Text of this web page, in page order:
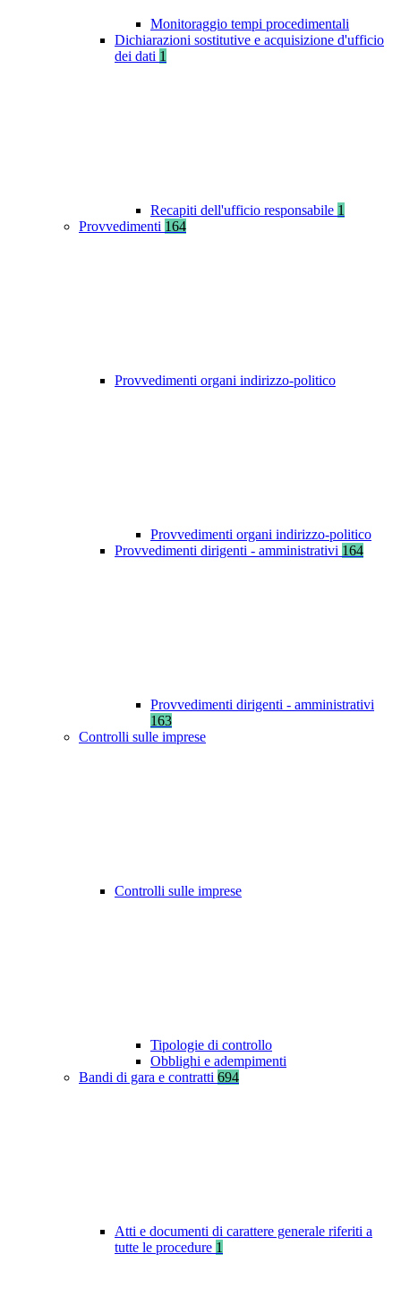
Monitoraggio tempi procedimentali
Dichiarazioni sostitutive e acquisizione d'ufficio
dei dati 1
Recapiti dell'ufficio responsabile 1
Provvedimenti 164
Provvedimenti organi indirizzo-politico
Provvedimenti organi indirizzo-politico
Provvedimenti dirigenti - amministrativi 164
Provvedimenti dirigenti - amministrativi
163
Controlli sulle imprese
Controlli sulle imprese
Tipologie di controllo
Obblighi e adempimenti
Bandi di gara e contratti 694
Atti e documenti di carattere generale riferiti a
tutte le procedure 1